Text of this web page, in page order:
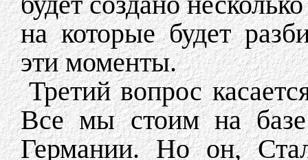
на которые будет
эти моменты.
Третий вопрос
Все мы стоим на базе
Германии. Но он,